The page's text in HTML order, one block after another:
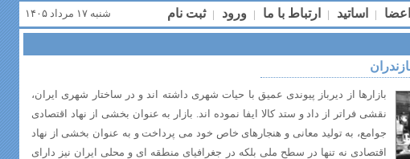
اعضا | اساتید | ارتباط با ما | ورود | ثبت نام شنبه ۱۷ مرداد ۱۴۰۵
بازارها از دیرباز پیوندی عمیق با حیات شهری داشته اند و در ساختار شهری ایران،
نقشی فراتر از داد و ستد کالا ایفا نموده اند. بازار به عنوان بخشی از نهاد اقتصادی
جوامع، به تولید معانی و هنجارهای خاص خود می پرداخت و به عنوان بخشی از نهاد
اقتصادی نه تنها در سطح ملی بلکه در جغرافیای منطقه ای و محلی ایران نیز دارای